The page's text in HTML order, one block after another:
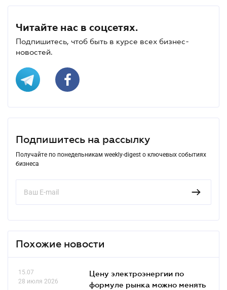
Читайте нас в соцсетях.
Подпишитесь, чтоб быть в курсе всех бизнес-
новостей.
Подпишитесь на рассылку
Получайте по понедельникам weekly-digest о ключевых событиях
бизнеса
Похожие новости
15.07
28 июля 2026
Цену электроэнергии по
формуле рынка можно менять